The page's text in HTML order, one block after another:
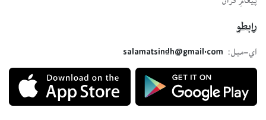
رابطو
اي-ميل:
salamatsindh@gmail.com